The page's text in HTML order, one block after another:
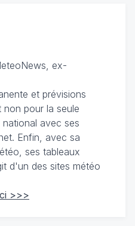
ex-
et prévisions
pour la seule
avec ses
Enfin, avec sa
ses tableaux
d'un des sites météo
>>>